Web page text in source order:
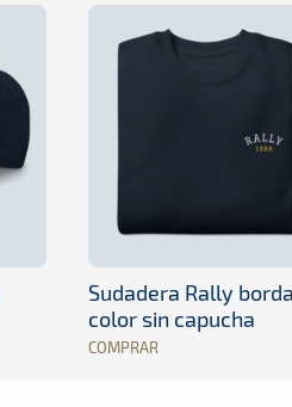
Sudadera Rally
color sin capucha
COMPRAR